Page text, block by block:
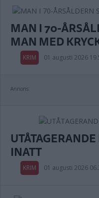
MAN I 70-
MAN MED
KRIM 01 augusti 2026
Annons:
INATT
KRIM 01 augusti 2026